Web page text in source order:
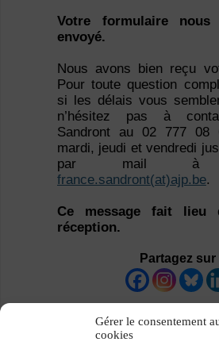
Gérer le consentement
cookies
Votre formulaire
envoyé.
Nous avons bien reçu
Pour toute question
si les délais vous
n’hésitez pas à
Sandront au 02 777 08
mardi, jeudi et vendredi
par mail à
france.sandront(at)ajp.be.
Ce message fait lieu
réception.
Partagez sur